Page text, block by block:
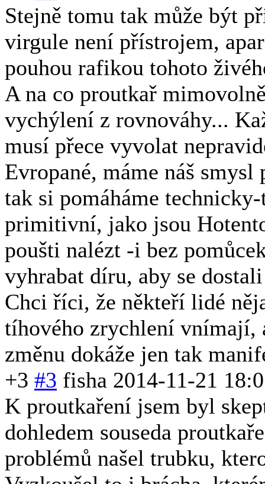
Stejně tomu tak může být
virgule není přístrojem,
pouhou rafikou tohoto
A na co proutkař
vychýlení z rovnováhy...
musí přece vyvolat
Evropané, máme náš
tak si pomáháme
primitivní, jako jsou
poušti nalézt -i bez
vyhrabat díru, aby se
Chci říci, že někteří lidé
tíhového zrychlení vnímají,
změnu dokáže jen tak
+3 #3 fisha 2014-11-21
K proutkaření jsem byl
dohledem souseda
problémů našel trubku,